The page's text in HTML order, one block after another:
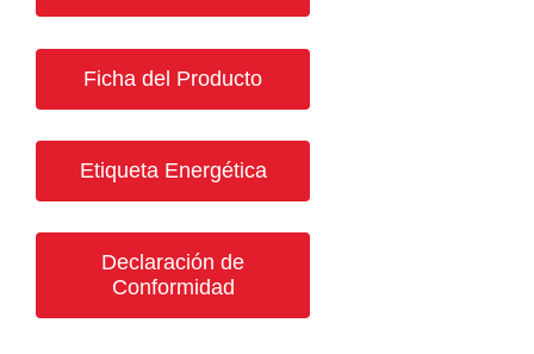
Ficha del Producto
Etiqueta Energética
Declaración de
Conformidad